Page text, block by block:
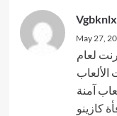
May 27,
لعام
الألعاب
آمنة
كازينو